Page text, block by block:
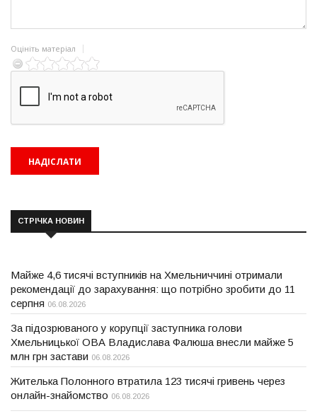
Оцініть матеріал
СТРІЧКА НОВИН
Майже 4,6 тисячі вступників на Хмельниччині отримали
рекомендації до зарахування: що потрібно зробити до 11
серпня 06.08.2026
За підозрюваного у корупції заступника голови
Хмельницької ОВА Владислава Фалюша внесли майже 5
млн грн застави 06.08.2026
Жителька Полонного втратила 123 тисячі гривень через
онлайн-знайомство 06.08.2026